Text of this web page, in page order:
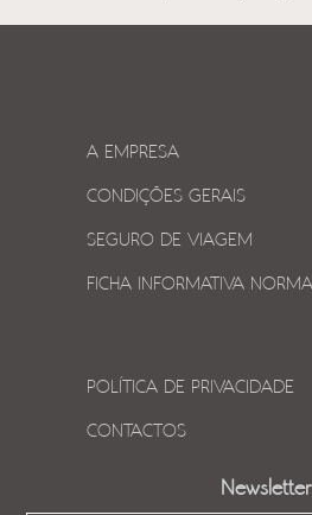
A EMPRESA
CONDIÇÕES GERAIS
SEGURO DE VIAGEM
FICHA INFORMATIVA
POLÍTICA DE PRIVACIDADE
CONTACTOS
Newsletter